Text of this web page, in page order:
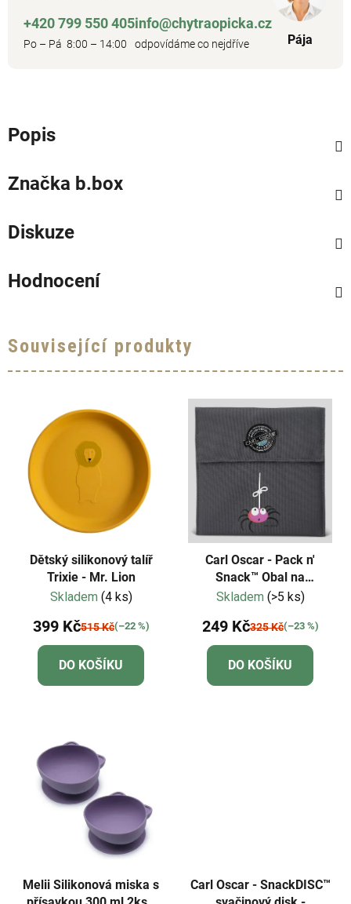
+420 799 550 405
Po – Pá 8:00 – 14:00
info@chytraopicka.cz
odpovídáme co nejdříve Pája
Popis
Značka b.box
Diskuze
Hodnocení
Související produkty
Dětský silikonový talíř
Trixie - Mr. Lion
Skladem (4 ks)
399 Kč515 Kč(–22 %)
DO KOŠÍKU
Carl Oscar - Pack n'
Snack™ Obal na
sendvič/ovoce/zeleninu -
Skladem (>5 ks)
249 Kč325 Kč(–23 %)
DO KOŠÍKU
Melii Silikonová miska s
Carl Oscar - SnackDISC™